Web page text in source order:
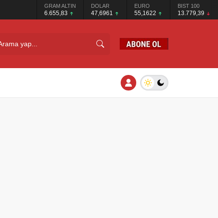
GRAM ALTIN
6.655,83
DOLAR
47,6961
EURO
55,1622
BIST 100
13.779,39